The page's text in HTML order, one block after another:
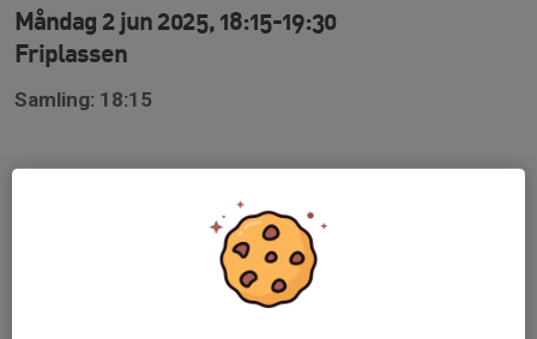
Måndag 2 jun 2025, 18:15-19:30
Friplassen
Samling: 18:15